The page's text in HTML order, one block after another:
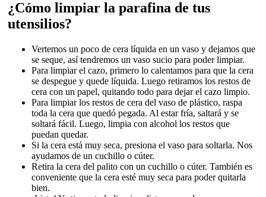
¿Cómo limpiar la parafina de tus
utensilios?
Vertemos un poco de cera líquida en un vaso y dejamos que
se seque, así tendremos un vaso sucio para poder limpiar.
Para limpiar el cazo, primero lo calentamos para que la cera
se despegue y quede líquida. Luego retiramos los restos de
cera con un papel, quitando todo para dejar el cazo limpio.
Para limpiar los restos de cera del vaso de plástico, raspa
toda la cera que quedó pegada. Al estar fría, saltará y se
soltará fácil. Luego, limpia con alcohol los restos que
puedan quedar.
Si la cera está muy seca, presiona el vaso para soltarla. Nos
ayudamos de un cuchillo o cúter.
Retira la cera del palito con un cuchillo o cúter. También es
conveniente que la cera esté muy seca para poder quitarla
bien.